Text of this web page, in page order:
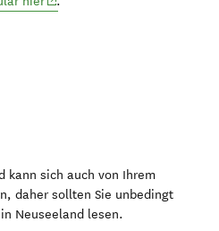
kann sich auch von Ihrem
daher sollten Sie unbedingt
in Neuseeland lesen.